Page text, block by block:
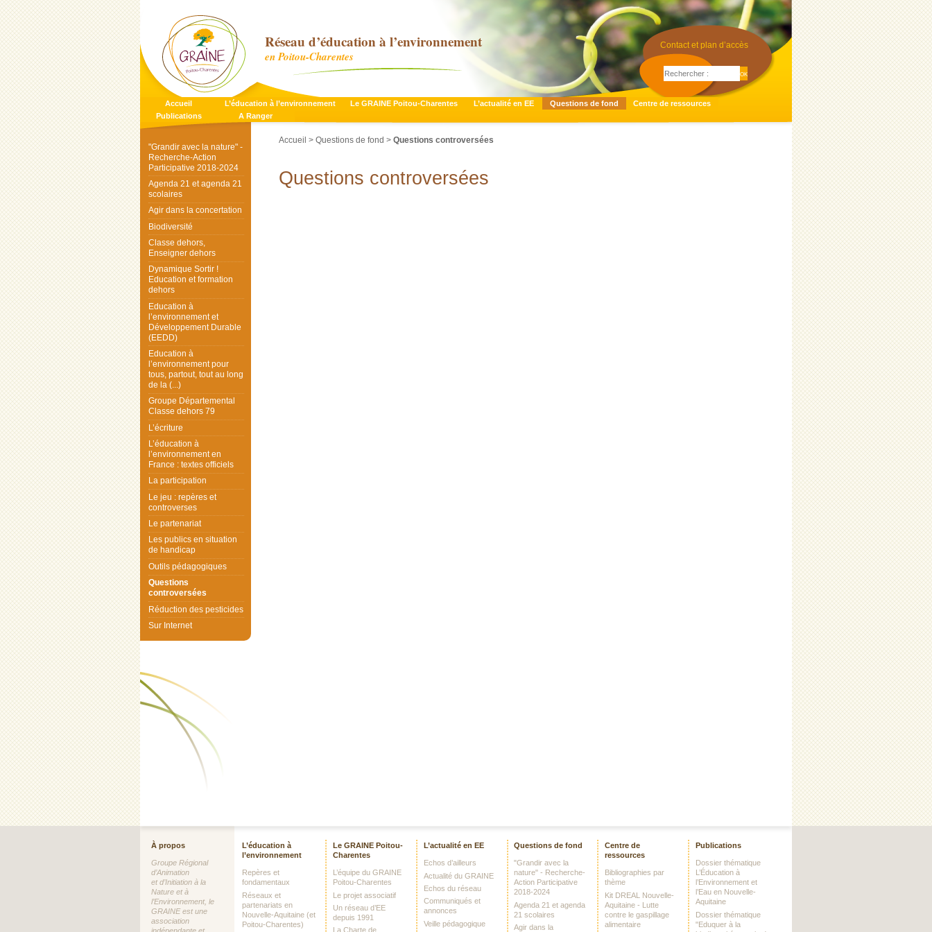
Réseau d’éducation à l’environnement
en Poitou-Charentes
Contact et plan d’accès
Accueil L’éducation à l’environnement Le GRAINE Poitou-Charentes L’actualité en EE Questions de fond
Centre de ressources
Publications
A Ranger
Accueil > Questions de fond > Questions controversées
Questions controversées
"Grandir avec la nature" -
Recherche-Action
Participative 2018-2024
Agenda 21 et agenda 21
scolaires
Agir dans la concertation
Biodiversité
Classe dehors,
Enseigner dehors
Dynamique Sortir !
Education et formation
dehors
Education à
l’environnement et
Développement Durable
(EEDD)
Education à
l’environnement pour
tous, partout, tout au long
de la (...)
Groupe Départemental
Classe dehors 79
L’écriture
L’éducation à
l’environnement en
France : textes officiels
La participation
Le jeu : repères et
controverses
Le partenariat
Les publics en situation
de handicap
Outils pédagogiques
Questions
controversées
Réduction des pesticides
Sur Internet
À propos
Groupe Régional
d’Animation
et d’Initiation à la
Nature et à
l’Environnement, le
GRAINE est une
association
L’éducation à
l’environnement
Repères et
fondamentaux
Réseaux et
partenariats en
Nouvelle-Aquitaine (et
Poitou-Charentes)
Le GRAINE Poitou-
Charentes
L’équipe du GRAINE
Poitou-Charentes
Le projet associatif
Un réseau d’EE
depuis 1991
La Charte de
L’actualité en EE
Echos d’ailleurs
Actualité du GRAINE
Echos du réseau
Communiqués et
annonces
Veille pédagogique
Questions de fond
"Grandir avec la
nature" - Recherche-
Action Participative
2018-2024
Agenda 21 et agenda
21 scolaires
Agir dans la
Centre de
ressources
Bibliographies par
thème
Kit DREAL Nouvelle-
Aquitaine - Lutte
contre le gaspillage
alimentaire
Publications
Dossier thématique
L’Éducation à
l’Environnement et
l’Eau en Nouvelle-
Aquitaine
Dossier thématique
"Eduquer à la